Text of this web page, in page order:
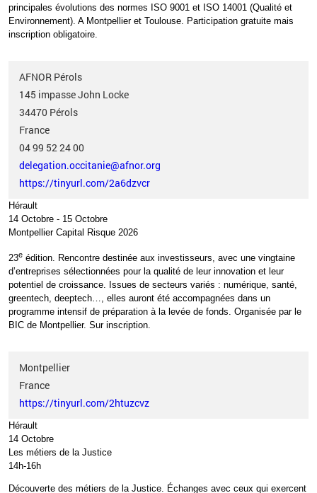
principales évolutions des normes ISO 9001 et ISO 14001 (Qualité et
Environnement). A Montpellier et Toulouse. Participation gratuite mais
inscription obligatoire.
AFNOR Pérols
145 impasse John Locke
34470 Pérols
France
04 99 52 24 00
delegation.occitanie@afnor.org
https://tinyurl.com/2a6dzvcr
Hérault
14 Octobre - 15 Octobre
Montpellier Capital Risque 2026
23e édition. Rencontre destinée aux investisseurs, avec une vingtaine
d’entreprises sélectionnées pour la qualité de leur innovation et leur
potentiel de croissance. Issues de secteurs variés : numérique, santé,
greentech, deeptech…, elles auront été accompagnées dans un
programme intensif de préparation à la levée de fonds. Organisée par le
BIC de Montpellier. Sur inscription.
Montpellier
France
https://tinyurl.com/2htuzcvz
Hérault
14 Octobre
Les métiers de la Justice
14h-16h
Découverte des métiers de la Justice. Échanges avec ceux qui exercent